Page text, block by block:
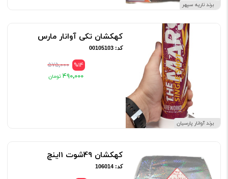
برند ناریه سپهر
برند آوانار پارسیان
کهکشان تکی آوانار مارس
کد: 00105103
%14 ۵۷۵٬۰۰۰
۴۹۰٬۰۰۰
کهکشان 49شوت 1اینچ
کد: 106014